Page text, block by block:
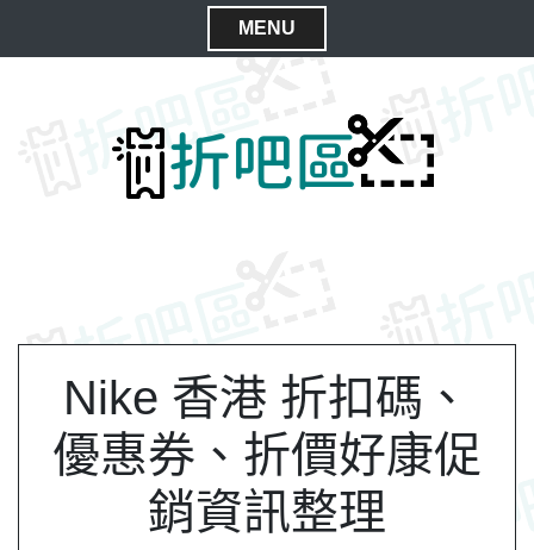
MENU
C
Nike 香港 折扣碼、
優惠券、折價好康促
銷資訊整理